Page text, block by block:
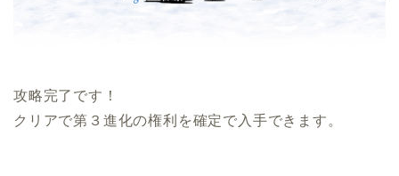
攻略完了です！
クリアで第３進化の権利を確定で入手できます。